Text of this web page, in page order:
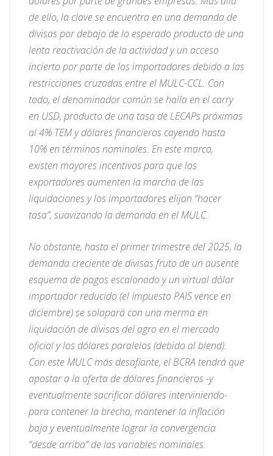
de ello, la clave se encuentra en una demanda de
divisas por debajo de lo esperado producto de una
lenta reactivación de la actividad y un acceso
incierto por parte de los importadores debido a las
restricciones cruzadas entre el MULC-CCL. Con
todo, el denominador común se halla en el carry
en USD, producto de una tasa de LECAPs próximas
al 4% TEM y dólares financieros cayendo hasta
10% en términos nominales. En este marco,
existen mayores incentivos para que los
exportadores aumenten la marcha de las
liquidaciones y los importadores elijan “hacer
tasa”, suavizando la demanda en el MULC.
No obstante, hasta el primer trimestre del 2025, la
demanda creciente de divisas fruto de un ausente
esquema de pagos escalonado y un virtual dólar
importador reducido (el Impuesto PAIS vence en
diciembre) se solapará con una merma en
liquidación de divisas del agro en el mercado
oficial y los dólares paralelos (debido al blend).
Con este MULC más desafiante, el BCRA tendrá que
apostar a la oferta de dólares financieros -y
eventualmente sacrificar dólares interviniendo-
para contener la brecha, mantener la inflación
baja y eventualmente lograr la convergencia
“desde arriba” de las variables nominales.